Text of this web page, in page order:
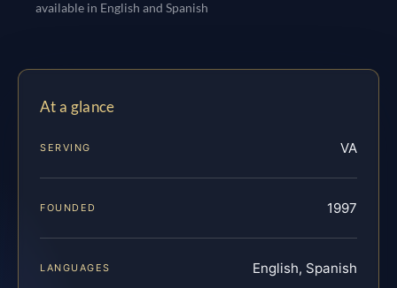
available in English and Spanish
At a glance
SERVING VA
FOUNDED 1997
LANGUAGES English, Spanish